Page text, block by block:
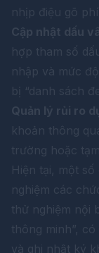
nhịp điệu gõ
Cập nhật dấu
hợp tham số
nhập và mức
bị “danh sách
Quản lý rủi ro
khoản thông
trường hoặc
Hiện tại, một
nghiệm các
thử nghiệm nội
thông minh”,
và ghi nhật ký